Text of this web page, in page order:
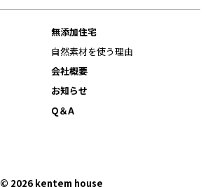
無添加住宅
自然素材を使う理由
会社概要
お知らせ
Q＆A
© 2026 kentem house